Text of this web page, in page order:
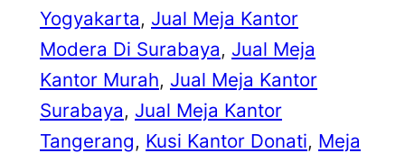
Yogyakarta, Jual Meja Kantor
Modera Di Surabaya, Jual Meja
Kantor Murah, Jual Meja Kantor
Surabaya, Jual Meja Kantor
Tangerang, Kusi Kantor Donati, Meja